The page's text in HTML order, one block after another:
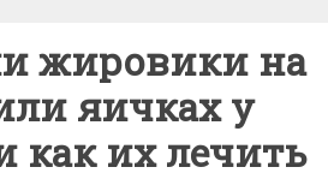
жировики на
яичках у
их лечить